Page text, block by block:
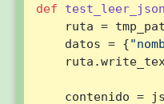
def
ruta =
    datos = {
contenido =